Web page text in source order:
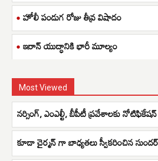
హోలీ పండుగ రోజు తీవ్ర విషాదం
ఇరాన్ యుద్ధానికి భారీ మూల్యం
Most Viewed
నర్సింగ్, ఎంఎల్టీ, బీపీటీ ప్రవేశాలకు నోటిఫికేషన్
కూడా చైర్మన్ గా బాధ్యతలు స్వీకరించిన